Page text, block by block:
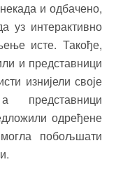
и одбачено,
уз интерактивно
исте. Такође,
и представници
изнијели своје
одређене
побољшати